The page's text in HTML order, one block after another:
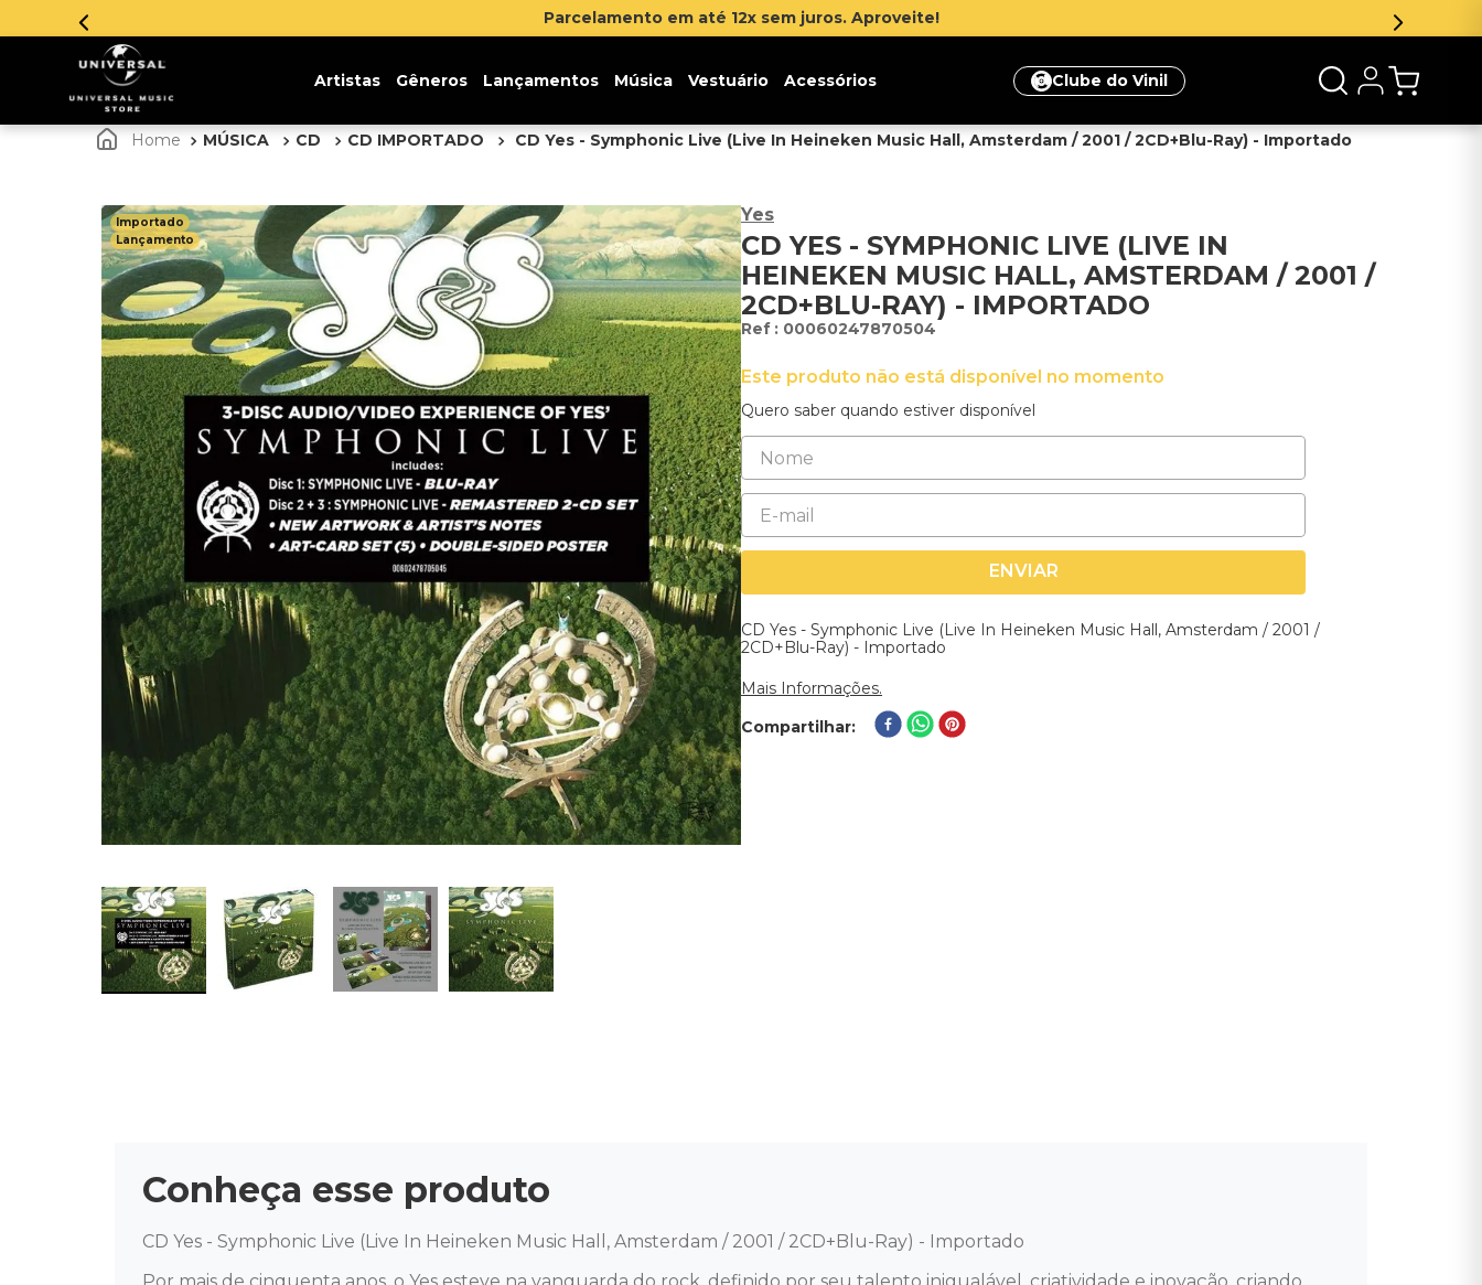
Inscreva-se na newsletter e ganhe 5% de desconto na sua primeira compra
Artistas Gêneros Lançamentos Música Vestuário Acessórios Clube do Vinil
MÚSICA CD CD IMPORTADO CD Yes - Symphonic Live (Live In Heineken Music Hall, Amsterdam / 2001 / 2CD+Blu-Ray) - Importado
Importado
Lançamento
Yes
CD YES - SYMPHONIC LIVE (LIVE IN
HEINEKEN MUSIC HALL, AMSTERDAM / 2001 /
2CD+BLU-RAY) - IMPORTADO
: 00060247870504
Este produto não está disponível no momento
Quero saber quando estiver disponível
ENVIAR
CD Yes - Symphonic Live (Live In Heineken Music Hall, Amsterdam / 2001 /
2CD+Blu-Ray) - Importado
Mais Informações.
Compartilhar
Conheça esse produto
CD Yes - Symphonic Live (Live In Heineken Music Hall, Amsterdam / 2001 / 2CD+Blu-Ray) - Importado